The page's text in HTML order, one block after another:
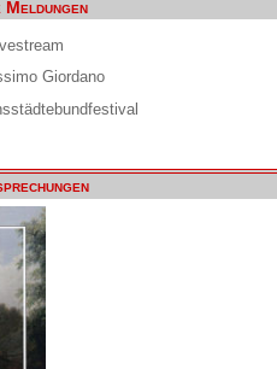
Giordano